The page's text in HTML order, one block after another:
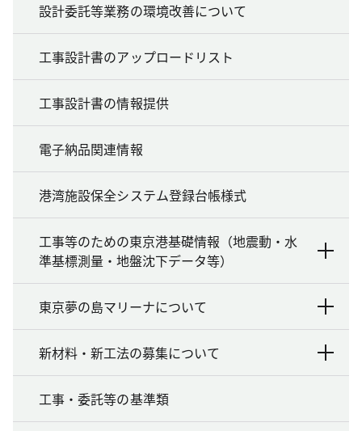
設計委託等業務の環境改善について
工事設計書のアップロードリスト
工事設計書の情報提供
電子納品関連情報
港湾施設保全システム登録台帳様式
工事等のための東京港基礎情報（地震動・水
準基標測量・地盤沈下データ等）
東京夢の島マリーナについて
新材料・新工法の募集について
工事・委託等の基準類